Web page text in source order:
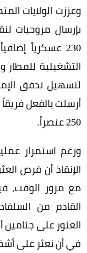
وعززت الولايات
بإرسال مروحيات
230 عسكرياً
التشغيلية للمطار
لتسهيل تدفق
أرسلت بالفعل
250 عنصراً.
ورغم استمرار
الإنقاذ أن فرص
مع مرور الوقت،
القادم من
العثور على جثامين
في أن نعثر على